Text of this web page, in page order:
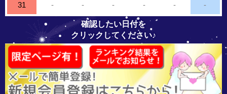
31 - - - - - -
確認したい日付を
クリックしてください♪